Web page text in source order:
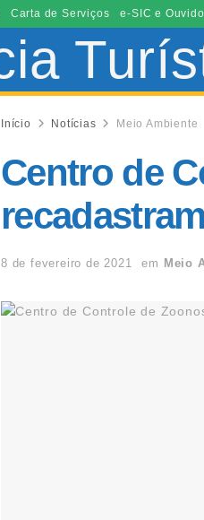
Carta de Serviços e-SIC e
Início Notícias Meio Ambiente
Centro de
8 de fevereiro de 2021 em Meio